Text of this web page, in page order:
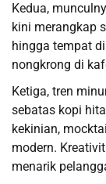
Kedua,
kini merangkap
hingga tempat
nongkrong di
Ketiga, tren
sebatas kopi
kekinian,
modern.
menarik